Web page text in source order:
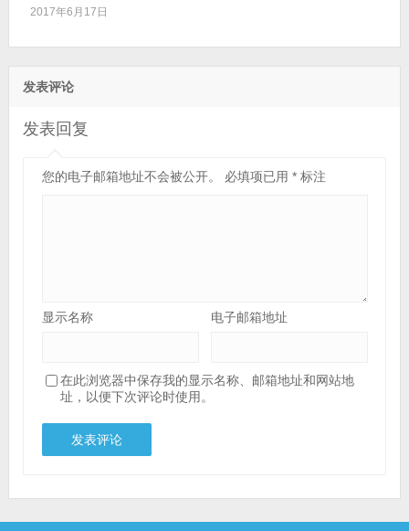
2017年6月17日
发表评论
发表回复
您的电子邮箱地址不会被公开。 必填项已用 *标注
显示名称 电子邮箱地址
在此浏览器中保存我的显示名称、邮箱地址和网站地
址，以便下次评论时使用。